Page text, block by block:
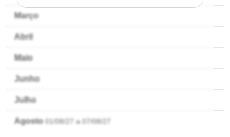
Março
Abril
Maio
Junho
Julho
Agosto 01/08/27 a 07/08/27